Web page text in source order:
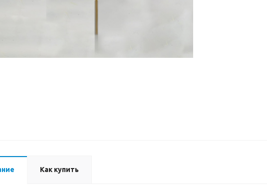
Как купить